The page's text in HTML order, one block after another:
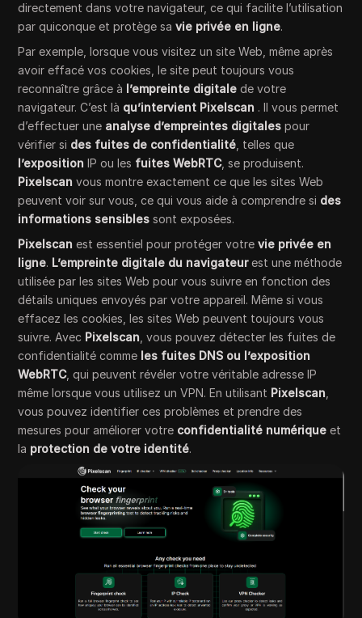
directement dans votre navigateur, ce qui facilite l’utilisation
par quiconque et protège savie privée en ligne.
Par exemple, lorsque vous visitez un site Web, même après
avoir effacé vos cookies, le site peut toujours vous
reconnaître grâce à l’empreinte digitale de votre
navigateur. C’est là qu’intervient Pixelscan . Il vous permet
d’effectuer une analyse d’empreintes digitales pour
vérifier si des fuites de confidentialité , telles que
l’exposition IP ou les fuites WebRTC, se produisent.
Pixelscan vous montre exactement ce que les sites Web
peuvent voir sur vous, ce qui vous aide à comprendre si des
informations sensibles sont exposées.
Pixelscan est essentiel pour protéger votrevie privée en
ligne. L’empreinte digitale du navigateurest une méthode
utilisée par les sites Web pour vous suivre en fonction des
détails uniques envoyés par votre appareil. Même si vous
effacez les cookies, les sites Web peuvent toujours vous
suivre. Avec Pixelscan , vous pouvez détecter les fuites de
confidentialité comme les fuites DNS ou l’exposition
WebRTC, qui peuvent révéler votre véritable adresse IP
même lorsque vous utilisez un VPN. En utilisant Pixelscan
vous pouvez identifier ces problèmes et prendre des
mesures pour améliorer votre confidentialité numérique et
la protection de votre identité.